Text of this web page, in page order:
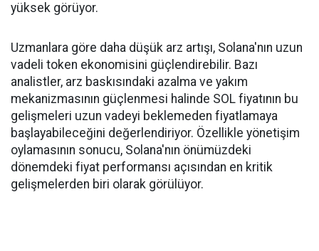
yüksek görüyor.
Uzmanlara göre daha düşük arz artışı, Solana'nın uzun
vadeli token ekonomisini güçlendirebilir. Bazı
analistler, arz baskısındaki azalma ve yakım
mekanizmasının güçlenmesi halinde SOL fiyatının bu
gelişmeleri uzun vadeyi beklemeden fiyatlamaya
başlayabileceğini değerlendiriyor. Özellikle yönetişim
oylamasının sonucu, Solana'nın önümüzdeki
dönemdeki fiyat performansı açısından en kritik
gelişmelerden biri olarak görülüyor.